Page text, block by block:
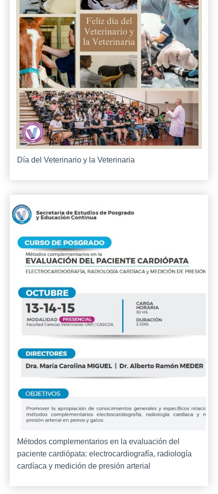
Día del Veterinario y la Veterinaria
Métodos complementarios en la evaluación del
paciente cardiópata: electrocardiografía, radiología
cardíaca y medición de presión arterial